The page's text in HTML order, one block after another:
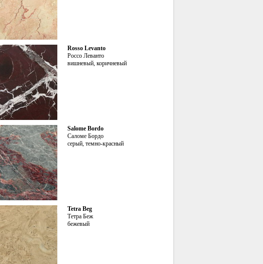
Rosso Levanto
Россо Леванто
вишневый, коричневый
Salome Bordo
Саломе Бордо
серый, темно-красный
Tetra Beg
Тетра Беж
бежевый